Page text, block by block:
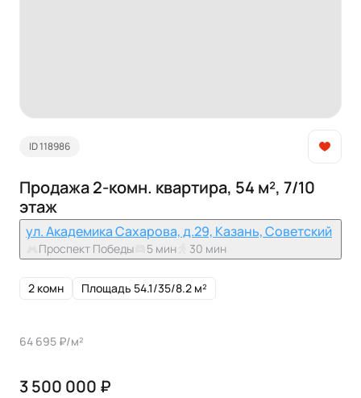
ID 118986
Продажа 2-комн. квартира, 54 м², 7/10
этаж
ул. Академика Сахарова, д.29, Казань, Советский
Проспект Победы 5 мин 30 мин
2 комн Площадь 54.1/35/8.2 м²
64 695 ₽/м²
3 500 000 ₽